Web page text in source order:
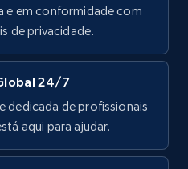
by specified
description,
price, Discount,
e em conformidade com
de privacidade.
24/7
dedicada de profissionais
aqui para ajudar.